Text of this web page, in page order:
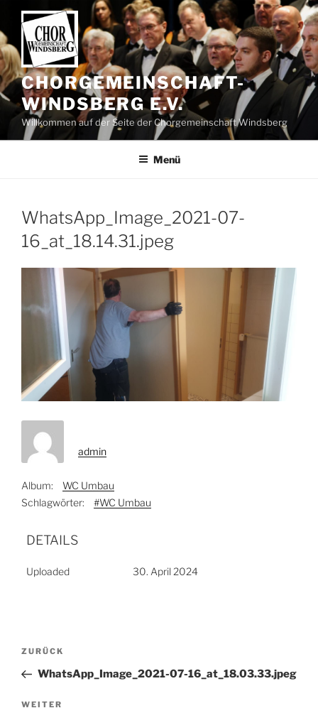
Zum
Inhalt
springen
CHORGEMEINSCHAFT-
WINDSBERG E.V.
Willkommen auf der Seite der Chorgemeinschaft Windsberg
Menü
WhatsApp_Image_2021-07-
16_at_18.14.31.jpeg
admin
Album:
WC Umbau
Schlagwörter:
#WC Umbau
DETAILS
Uploaded 30. April 2024
Beitragsnavigation
Vorheriger
Beitrag
ZURÜCK
WhatsApp_Image_2021-07-16_at_18.03.33.jpeg
WEITER